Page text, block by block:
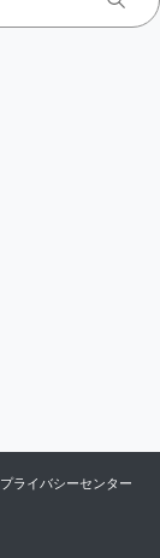
プライバシーセンター